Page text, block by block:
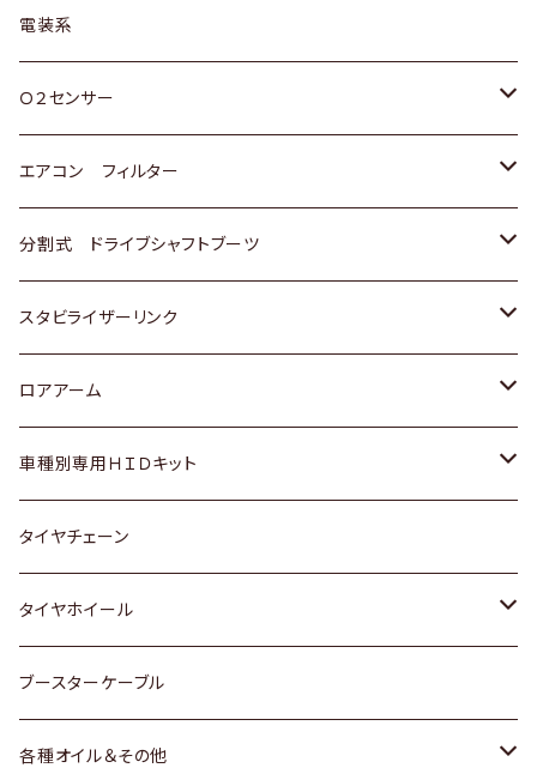
日野
三菱
スバル
マツダ
三菱
スバル
日産
ダイハツ
マツダ
三菱
スバル
スズキ
ダイハツ
三菱
スバル
トヨタ
ホンダ
スズキ
日産
いすゞ
ダイハツ
マツダ
三菱
スバル
レクサス
電装系
Ｏ２センサー
トヨタ
ホンダ
スズキ
日産
ダイハツ
マツダ
三菱
スバル
エアコン フィルター
トヨタ
ホンダ
スズキ
日産
いすゞ
ダイハツ
マツダ
三菱
分割式 ドライブシャフトブーツ
トヨタ
ホンダ
スズキ
日産
ダイハツ
スバル
スタビライザーリンク
トヨタ
ホンダ
スズキ
日産
ダイハツ
マツダ
ロアアーム
ホンダ
スズキ
日産
ダイハツ
マツダ
車種別専用ＨＩＤキット
トヨタ
マツダ
タイヤチェーン
タイヤホイール
トヨタ
ホンダ
ブースターケーブル
各種オイル＆その他